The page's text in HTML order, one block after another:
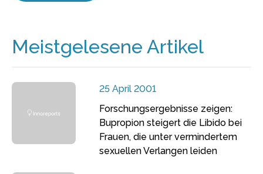
Meistgelesene Artikel
25 April 2001
Forschungsergebnisse zeigen:
Bupropion steigert die Libido bei
Frauen, die unter vermindertem
sexuellen Verlangen leiden